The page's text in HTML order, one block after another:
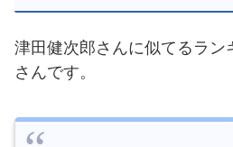
津田健次郎さんに似てるラン
さんです。